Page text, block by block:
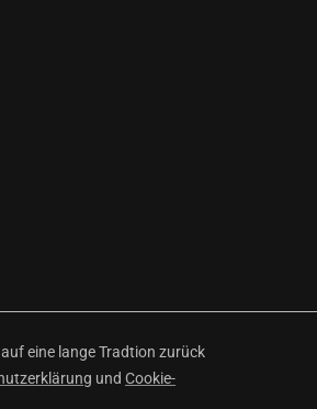
eine lange Tradtion zurück
und Cookie-